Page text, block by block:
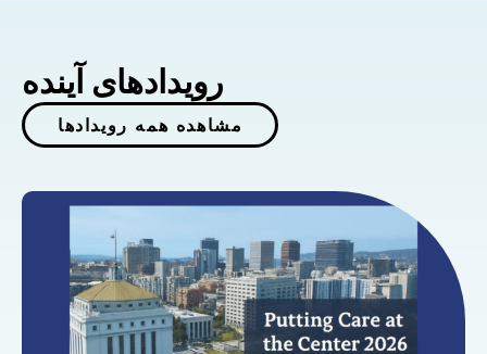
رویدادهای آینده
مشاهده همه رویدادها